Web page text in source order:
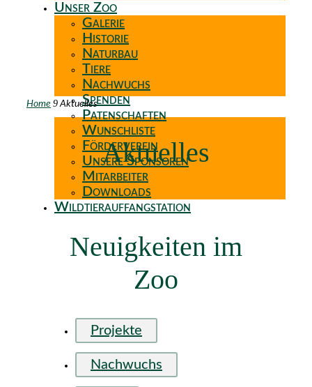
Unser Zoo
Galerie
Historie
Naturbau
Tiere
Nachwuchs
Spenden
Patenschaften
Wunschliste
Förderverein
Unsere Sponsoren
Mitarbeiter
Downloads
Wildtierauffangstation
Home 9 Aktuelles
Aktuelles
Neuigkeiten im
Zoo
Projekte
Nachwuchs